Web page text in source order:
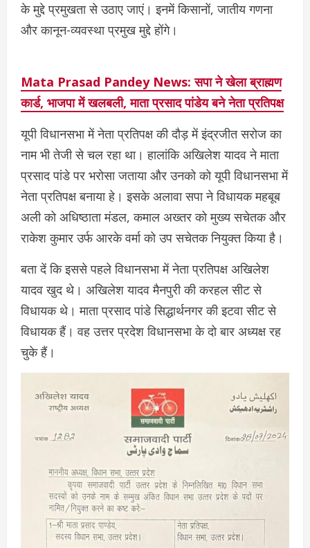
के मुद्दे प्रमुखता से उठाए जाएं। इनमें किसानों, जातीय गणना
और कानून-व्यवस्था प्रमुख मुद्दे होंगे।
Mata Prasad Pandey News: सपा ने खेला ब्राह्मण
कार्ड, भाजपा में खलबली, माता प्रसाद पांडेय बने नेता प्रतिपक्ष
यूपी विधानसभा में नेता प्रतिपक्ष की दौड़ में इंद्रजीत सरोज का
नाम भी तेजी से चल रहा था। हालांकि अखिलेश यादव ने माता
प्रसाद पांडे पर भरोसा जताया और उनको को यूपी विधानसभा में
नेता प्रतिपक्ष बनाया हे। इसके अलावा सपा ने विधायक महबूब
अली को अधिष्ठाता मंडल, कमाल अख्तर को मुख्य सचेतक और
राकेश कुमार उर्फ आरके वर्मा को उप सचेतक नियुक्त किया है।
बता दें कि इससे पहले विधानसभा में नेता प्रतिपक्ष अखिलेश
यादव खुद थे। अखिलेश यादव मैनपुरी की करहल सीट से
विधायक थे। माता प्रसाद पांडे सिद्धार्थनगर की इटवा सीट से
विधायक हैं। वह उत्तर प्रदेश विधानसभा के दो बार अध्यक्ष रह
चुके हैं।